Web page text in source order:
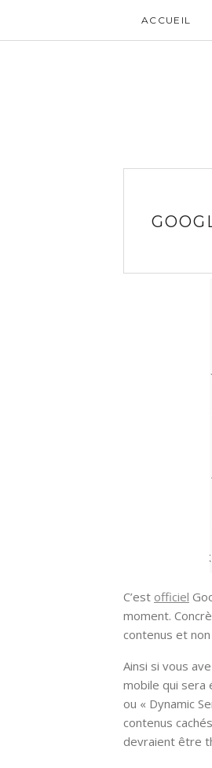
ACCUEIL
C’est officiel
moment.
contenus et non
Ainsi si vous
mobile qui sera
ou « Dynamic
contenus
devraient être